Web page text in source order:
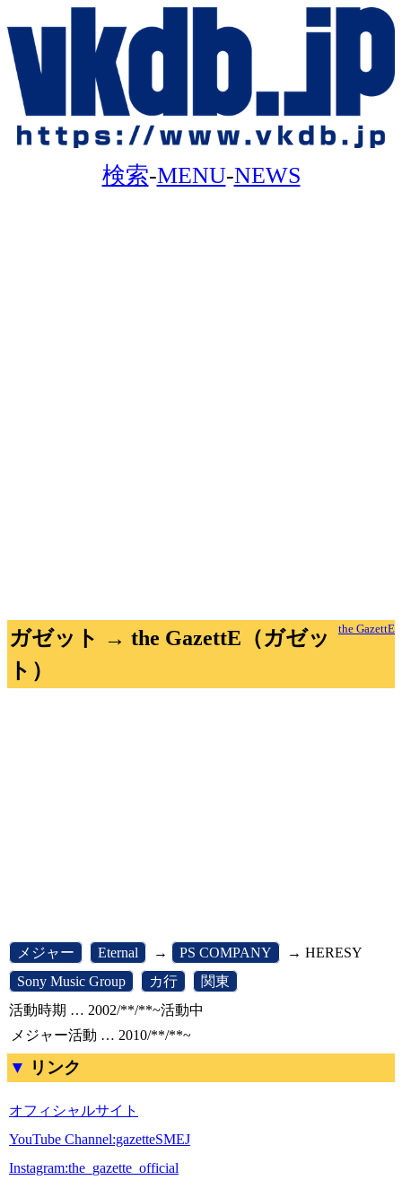
検索-MENU-NEWS
the GazettE
ガゼット → the GazettE（ガゼッ
ト）
メジャー Eternal → PS COMPANY
→ HERESY
Sony Music Group カ行 関東
活動時期 … 2002/**/**~活動中
メジャー活動 … 2010/**/**~
リンク
オフィシャルサイト
YouTube Channel:gazetteSMEJ
Instagram:the_gazette_official